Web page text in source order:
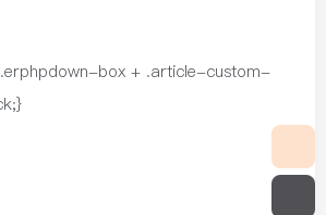
box + .article-custom-